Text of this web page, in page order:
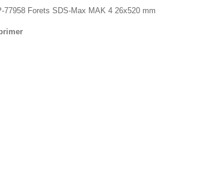
77958 Forets SDS-Max MAK 4 26x520 mm